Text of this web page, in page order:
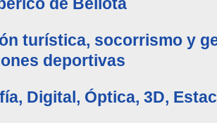
turística, socorrismo y
deportivas
Digital, Óptica, 3D,